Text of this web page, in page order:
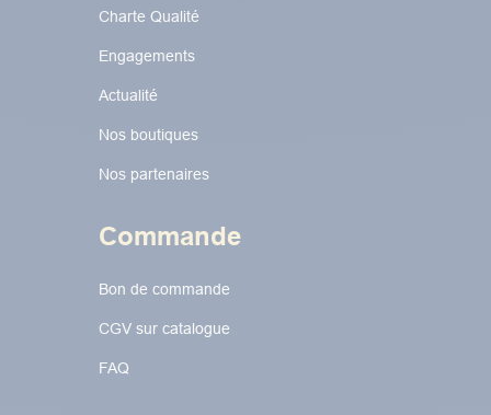
Charte Qualité
Engagements
Actualité
Nos boutiques
Nos partenaires
Commande
Bon de commande
CGV sur catalogue
FAQ